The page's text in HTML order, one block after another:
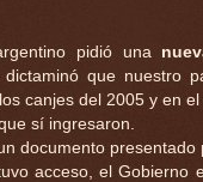
pidió una
dictaminó que nuestro
canjes del 2005 y en
sí ingresaron.
documento
acceso, el Gobierno